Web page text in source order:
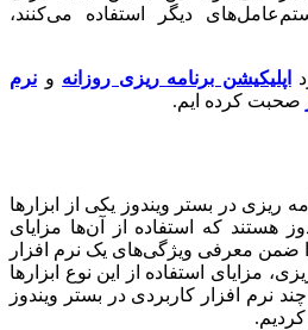
دیگر استفاده می‌کنند،
برنامه ریزی روزانهونرم
کرده ایم.
در بستر ویندوز یکی از ابزارها
که استفاده از آن‌ها مزایای
معرفی ویژگی‌های یک نرم افزار
استفاده از این نوع ابزارها
افزار کاربردی در بستر ویندوز